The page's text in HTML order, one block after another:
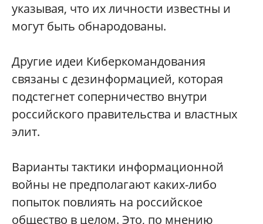
указывая, что их личности известны и
могут быть обнародованы.
Другие идеи Киберкомандования
связаны с дезинформацией, которая
подстегнет соперничество внутри
российского правительства и властных
элит.
Варианты тактики информационной
войны не предполагают каких-либо
попыток повлиять на российское
общество в целом. Это, по мнению